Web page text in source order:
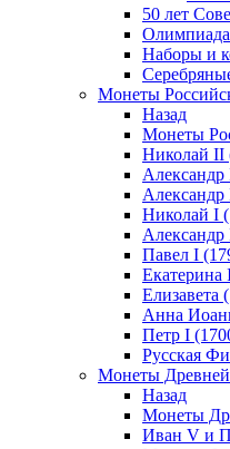
50 лет
Олимпиада
Наборы и
Монеты
Назад
Монеты
Николай II
Александр
Николай I
Александр
Павел I
Екатерина
Елизавета
Анна
Петр I
Русская
Монеты
Назад
Монеты
Иван V и